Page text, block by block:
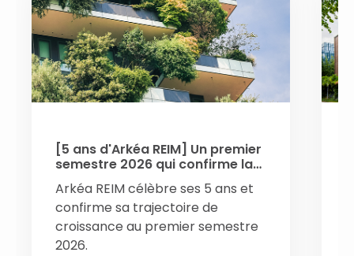
[5 ans d'Arkéa REIM] Un premier
semestre 2026 qui confirme la
dynamique de croissance
Arkéa REIM célèbre ses 5 ans et
confirme sa trajectoire de
croissance au premier semestre
2026.